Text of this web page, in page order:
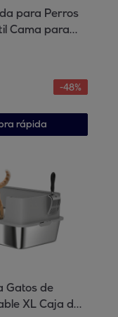
para Perros
Cama para
Zona de Malla
Tela Oxford
para Interior
cm Azul
-48%
rápida
Gatos de
XL Caja de